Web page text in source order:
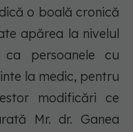
o boală cronică
apărea la nivelul
ca persoanele cu
la medic, pentru
modificări ce
Mr. dr. Ganea